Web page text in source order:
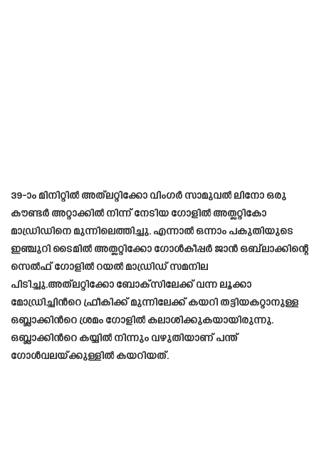
39-ാം മിനിറ്റിൽ അത്‌ലറ്റിക്കോ വിംഗർ സാമുവൽ ലിനോ ഒരു
കൗണ്ടർ അറ്റാക്കിൽ നിന്ന് നേടിയ ഗോളിൽ അത്ലറ്റികോ
മാഡ്രിഡിനെ മുന്നിലെത്തിച്ചു. എന്നാൽ ഒന്നാം പകുതിയുടെ
ഇഞ്ചുറി ടൈമിൽ അത്ലറ്റിക്കോ ഗോൾകീപ്പർ ജാൻ ഒബ്‌ലാക്കിന്റെ
സെൽഫ് ഗോളിൽ റയൽ മാഡ്രിഡ് സമനില
പിടിച്ചു.അത്‌ലറ്റിക്കോ ബോക്‌സിലേക്ക് വന്ന ലൂക്കാ
മോഡ്രിച്ചിന്‍റെ ഫ്രീകിക്ക് മുന്നിലേക്ക് കയറി തട്ടിയകറ്റാനുള്ള
ഒബ്ലാക്കിന്‍റെ ശ്രമം ഗോളില്‍ കലാശിക്കുകയായിരുന്നു.
ഒബ്ലാക്കിന്‍റെ കയ്യില്‍ നിന്നും വഴുതിയാണ് പന്ത്
ഗോള്‍വലയ്‌ക്കുള്ളില്‍ കയറിയത്.